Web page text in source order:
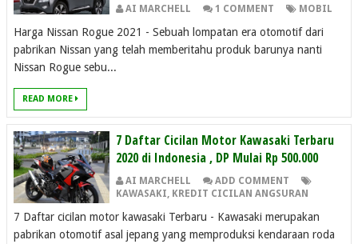
AI MARCHELL 1 COMMENT MOBIL
Harga Nissan Rogue 2021 - Sebuah lompatan era otomotif dari
pabrikan Nissan yang telah memberitahu produk barunya nanti
Nissan Rogue sebu...
READ MORE
7 Daftar Cicilan Motor Kawasaki Terbaru
2020 di Indonesia , DP Mulai Rp 500.000
AI MARCHELL
ADD COMMENT
KAWASAKI, KREDIT CICILAN ANGSURAN
7 Daftar cicilan motor kawasaki Terbaru - Kawasaki merupakan
pabrikan otomotif asal jepang yang memproduksi kendaraan roda